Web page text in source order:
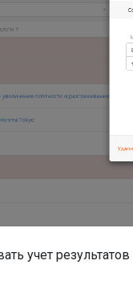
учет результатов